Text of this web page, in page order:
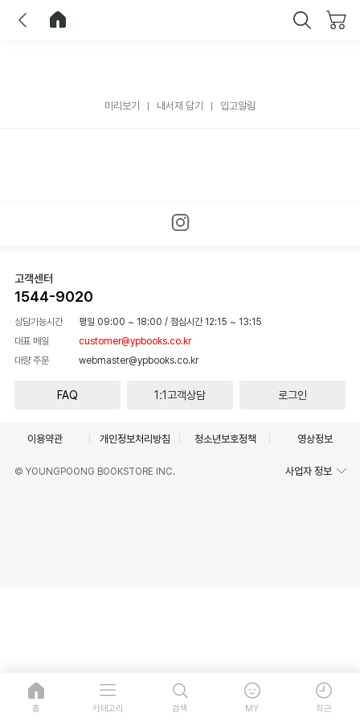
미리보기 내서재 담기 입고알림
고객센터
1544-9020
상담가능시간 평일 09:00 ~ 18:00 / 점심시간 12:15 ~ 13:15
대표 메일
customer@ypbooks.co.kr
대량 주문
webmaster@ypbooks.co.kr
FAQ 1:1고객상담 로그인
이용약관 개인정보처리방침 청소년보호정책 영상정보
© YOUNGPOONG BOOKSTORE INC. 사업자 정보
홈 카테고리 검색 MY 최근